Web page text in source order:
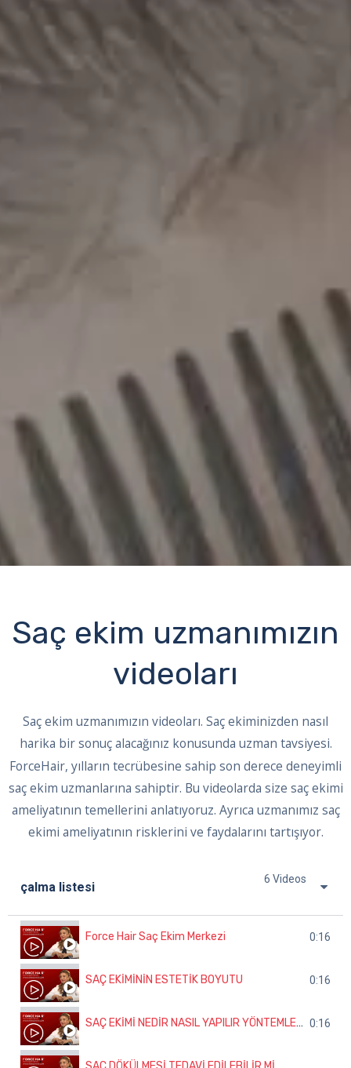
Saç ekim uzmanımızın
videoları
Saç ekim uzmanımızın videoları. Saç ekiminizden nasıl
harika bir sonuç alacağınız konusunda uzman tavsiyesi.
ForceHair, yılların tecrübesine sahip son derece deneyimli
saç ekim uzmanlarına sahiptir. Bu videolarda size saç ekimi
ameliyatının temellerini anlatıyoruz. Ayrıca uzmanımız saç
ekimi ameliyatının risklerini ve faydalarını tartışıyor.
çalma listesi
6 Videos
Force Hair Saç Ekim Merkezi 0:16
SAÇ EKİMİNİN ESTETİK BOYUTU 0:16
SAÇ EKİMİ NEDİR NASIL YAPILIR YÖNTEMLERİ NELERDİR 0:16